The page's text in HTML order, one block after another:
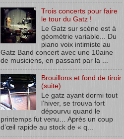
Trois concerts pour faire
le tour du Gatz !
Le Gatz sur scène est à
géométrie variable... Du
piano voix intimiste au
Gatz Band concert avec une 10aine
de musiciens, en passant par la ...
Brouillons et fond de tiroir
(suite)
Le gatz ayant dormi tout
l’hiver, se trouva fort
dépourvu quand le
printemps fut venu… Après un coup
d’œil rapide au stock de « q...